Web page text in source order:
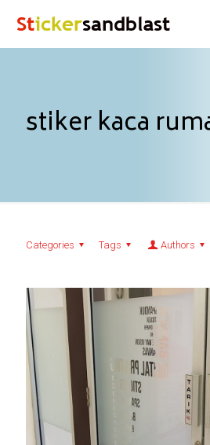
stiker kaca
Categories Tags Authors